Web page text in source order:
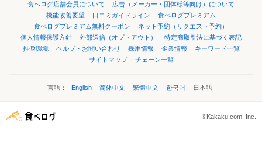
食べログ店舗会員について
広告（メーカー・団体様等向け）について
機能改善要望
口コミガイドライン
食べログプレミアム
食べログプレミアム無料クーポン
ネット予約（リクエスト予約）
個人情報保護方針
外部送信（オプトアウト）
特定商取引法に基づく表記
推奨環境
ヘルプ・お問い合わせ 採用情報 企業情報
キーワード一覧
サイトマップ
チェーン一覧
言語： English 简体中文 繁體中文 한국어 日本語
©Kakaku.com, Inc.